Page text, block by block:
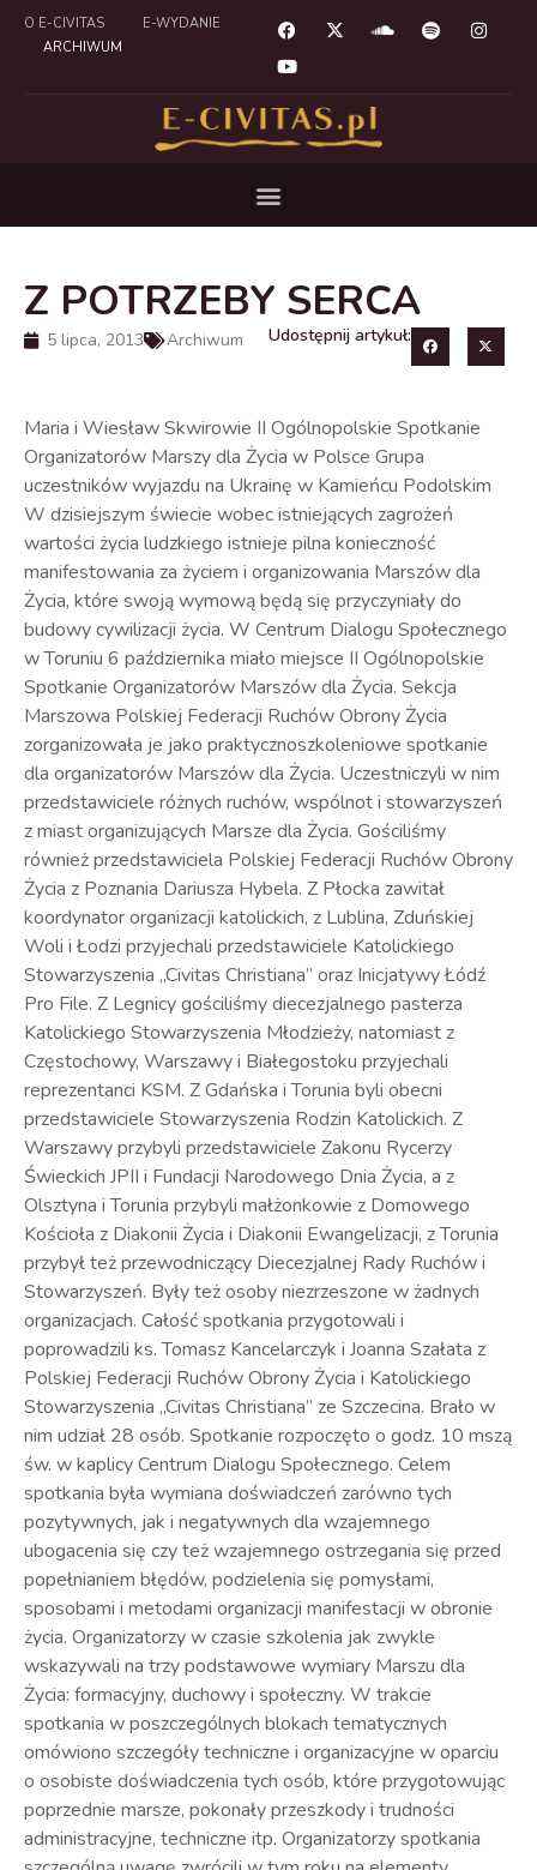
O E-CIVITAS
E-WYDANIE
ARCHIWUM
Z POTRZEBY SERCA
5 lipca, 2013 Archiwum Udostępnij artykuł:
Maria i Wiesław Skwirowie II Ogólnopolskie Spotkanie
Organizatorów Marszy dla Życia w Polsce Grupa
uczestników wyjazdu na Ukrainę w Kamieńcu Podolskim
W dzisiejszym świecie wobec istniejących zagrożeń
wartości życia ludzkiego istnieje pilna konieczność
manifestowania za życiem i organizowania Marszów dla
Życia, które swoją wymową będą się przyczyniały do
budowy cywilizacji życia. W Centrum Dialogu Społecznego
w Toruniu 6 października miało miejsce II Ogólnopolskie
Spotkanie Organizatorów Marszów dla Życia. Sekcja
Marszowa Polskiej Federacji Ruchów Obrony Życia
zorganizowała je jako praktycznoszkoleniowe spotkanie
dla organizatorów Marszów dla Życia. Uczestniczyli w nim
przedstawiciele różnych ruchów, wspólnot i stowarzyszeń
z miast organizujących Marsze dla Życia. Gościliśmy
również przedstawiciela Polskiej Federacji Ruchów Obrony
Życia z Poznania Dariusza Hybela. Z Płocka zawitał
koordynator organizacji katolickich, z Lublina, Zduńskiej
Woli i Łodzi przyjechali przedstawiciele Katolickiego
Stowarzyszenia „Civitas Christiana” oraz Inicjatywy Łódź
Pro File. Z Legnicy gościliśmy diecezjalnego pasterza
Katolickiego Stowarzyszenia Młodzieży, natomiast z
Częstochowy, Warszawy i Białegostoku przyjechali
reprezentanci KSM. Z Gdańska i Torunia byli obecni
przedstawiciele Stowarzyszenia Rodzin Katolickich. Z
Warszawy przybyli przedstawiciele Zakonu Rycerzy
Świeckich JPII i Fundacji Narodowego Dnia Życia, a z
Olsztyna i Torunia przybyli małżonkowie z Domowego
Kościoła z Diakonii Życia i Diakonii Ewangelizacji, z Torunia
przybył też przewodniczący Diecezjalnej Rady Ruchów i
Stowarzyszeń. Były też osoby niezrzeszone w żadnych
organizacjach. Całość spotkania przygotowali i
poprowadzili ks. Tomasz Kancelarczyk i Joanna Szałata z
Polskiej Federacji Ruchów Obrony Życia i Katolickiego
Stowarzyszenia „Civitas Christiana” ze Szczecina. Brało w
nim udział 28 osób. Spotkanie rozpoczęto o godz. 10 mszą
św. w kaplicy Centrum Dialogu Społecznego. Celem
spotkania była wymiana doświadczeń zarówno tych
pozytywnych, jak i negatywnych dla wzajemnego
ubogacenia się czy też wzajemnego ostrzegania się przed
popełnianiem błędów, podzielenia się pomysłami,
sposobami i metodami organizacji manifestacji w obronie
życia. Organizatorzy w czasie szkolenia jak zwykle
wskazywali na trzy podstawowe wymiary Marszu dla
Życia: formacyjny, duchowy i społeczny. W trakcie
spotkania w poszczególnych blokach tematycznych
omówiono szczegóły techniczne i organizacyjne w oparciu
o osobiste doświadczenia tych osób, które przygotowując
poprzednie marsze, pokonały przeszkody i trudności
administracyjne, techniczne itp. Organizatorzy spotkania